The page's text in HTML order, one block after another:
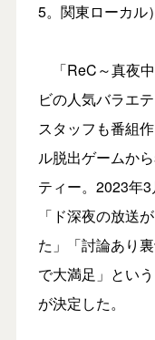
5。関東ローカル
「ReC～真夜
ビの人気バラエ
スタッフも番組
ル脱出ゲームか
ティー。2023年
「ド深夜の放送
た」「討論あり
で大満足」とい
が決定した。